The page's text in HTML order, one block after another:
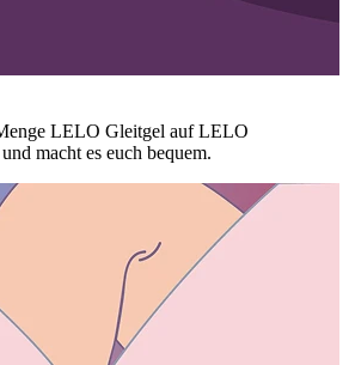
LELO Gleitgel auf LELO
macht es euch bequem.